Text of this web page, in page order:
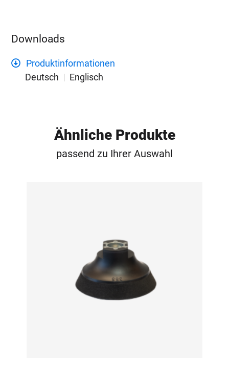
Downloads
Produktinformationen
Deutsch
Englisch
Ähnliche Produkte
passend zu Ihrer Auswahl